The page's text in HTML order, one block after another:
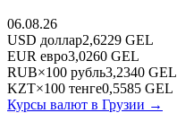
06.08.26
USD доллар2,6229 GEL
EUR евро3,0260 GEL
RUB×100 рубль3,2340 GEL
KZT×100 тенге0,5585 GEL
Курсы валют в Грузии →